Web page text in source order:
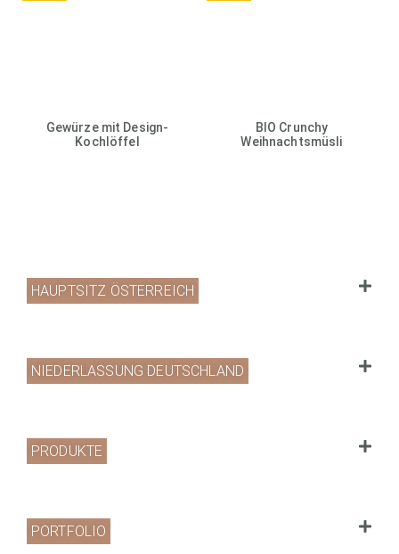
Gewürze mit Design-
Kochlöffel
BIO Crunchy
Weihnachtsmüsli
HAUPTSITZ ÖSTERREICH
NIEDERLASSUNG DEUTSCHLAND
PRODUKTE
PORTFOLIO